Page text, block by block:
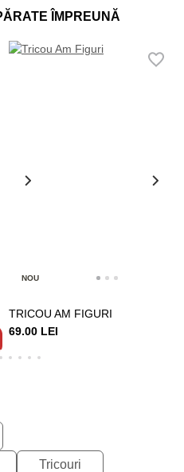
ÎMPREUNĂ
NOU
TRICOU AM FIGURI
69.00 LEI
Tricouri